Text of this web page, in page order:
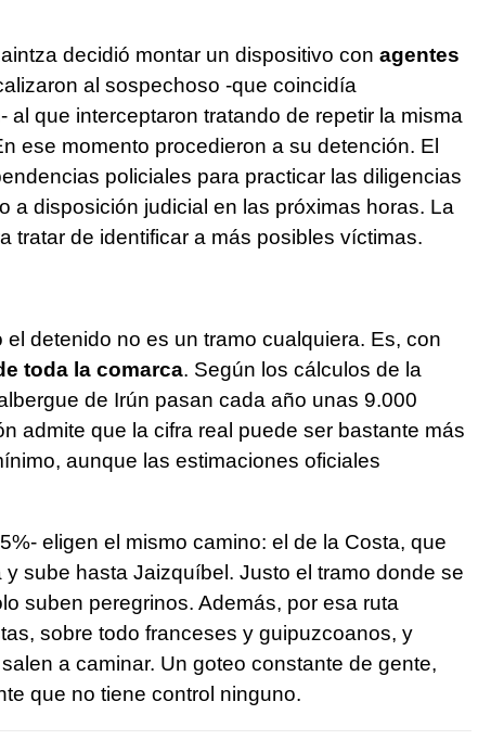
decidió montar un dispositivo con agentes
al sospechoso -que coincidía
al que interceptaron tratando de repetir la misma
ese momento procedieron a su detención. El
policiales para practicar las diligencias
a disposición judicial en las próximas horas. La
tratar de identificar a más posibles víctimas.
detenido no es un tramo cualquiera. Es, con
toda la comarca. Según los cálculos de la
de Irún pasan cada año unas 9.000
admite que la cifra real puede ser bastante más
aunque las estimaciones oficiales
eligen el mismo camino: el de la Costa, que
sube hasta Jaizquíbel. Justo el tramo donde se
suben peregrinos. Además, por esa ruta
sobre todo franceses y guipuzcoanos, y
a caminar. Un goteo constante de gente,
que no tiene control ninguno.